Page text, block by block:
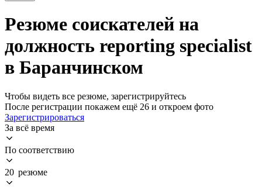
Резюме соискателей на
должность reporting specialist
в Баранчинском
Чтобы видеть все резюме, зарегистрируйтесь
После регистрации покажем ещё 26 и откроем фото
Зарегистрироваться
За всё время
По соответствию
20 резюме